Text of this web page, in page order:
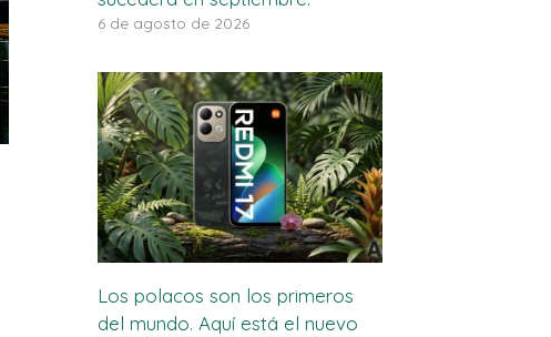
6 de agosto de 2026
Los polacos son los primeros
del mundo. Aquí está el nuevo